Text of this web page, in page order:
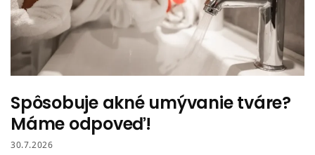
Spôsobuje akné umývanie tváre?
Máme odpoveď!
30.7.2026